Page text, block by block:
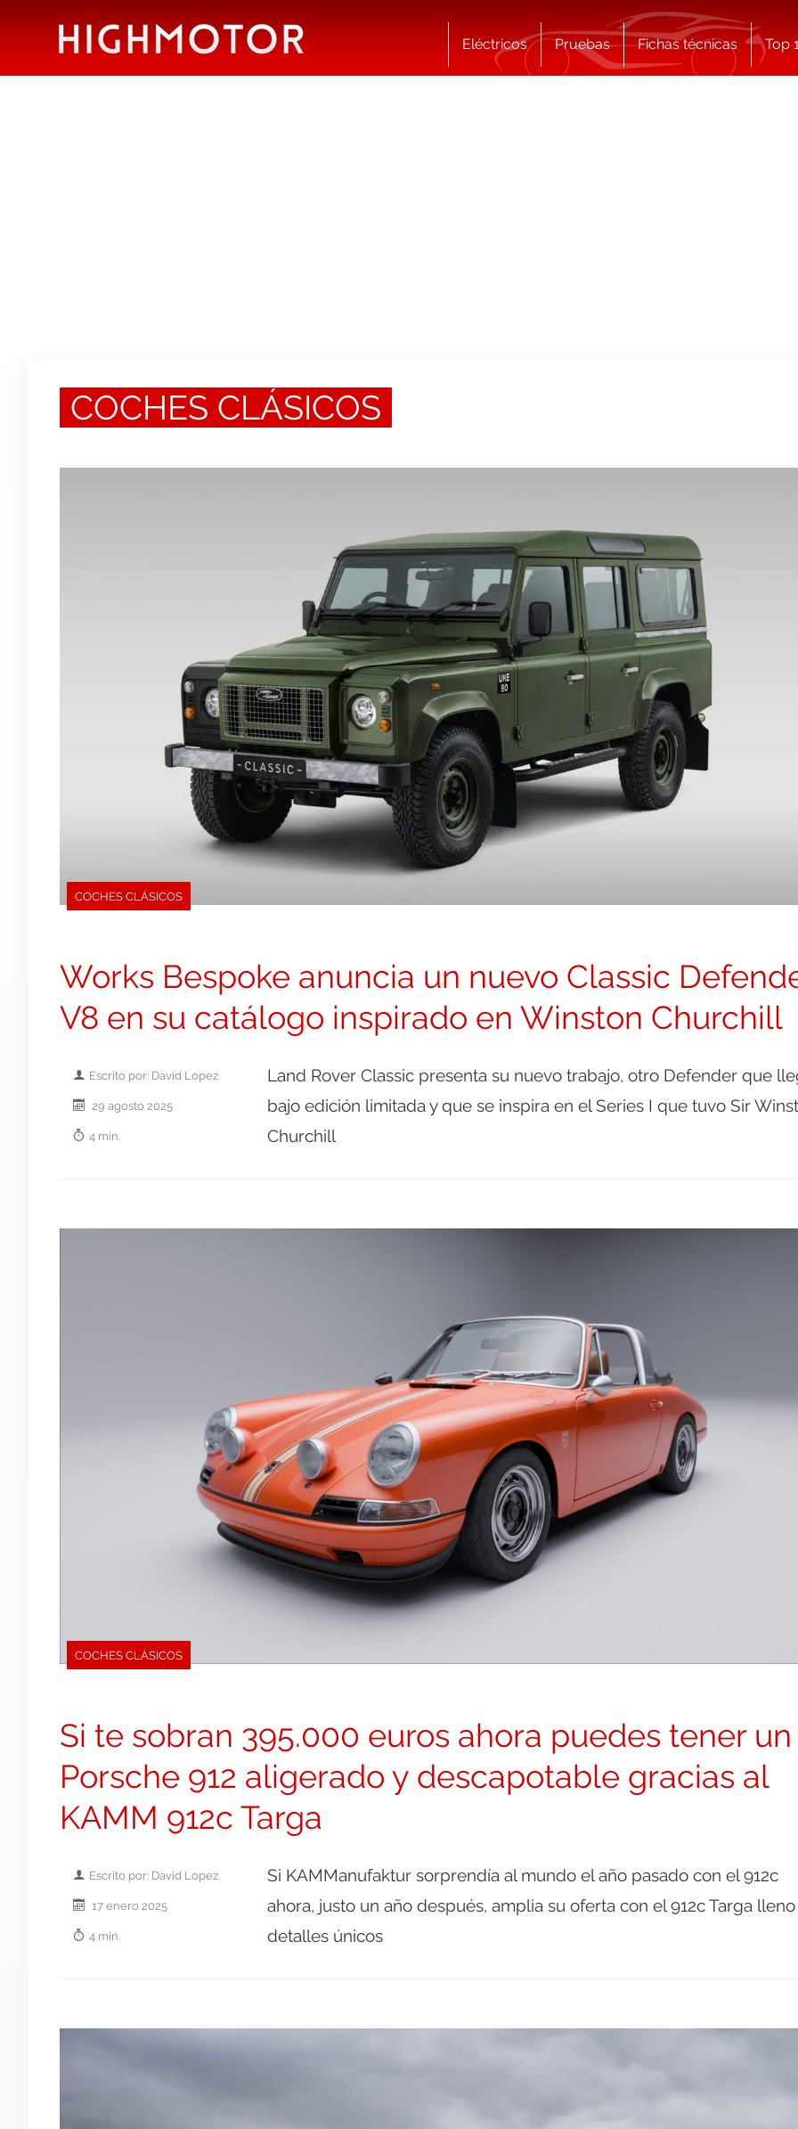
Eléctricos Pruebas Fichas técnicas Top
COCHES CLÁSICOS
COCHES CLÁSICOS
Works Bespoke anuncia un nuevo Classic
V8 en su catálogo inspirado en Winston Churchill
Escrito por: David Lopez
29 agosto 2025
4 min.
Land Rover Classic presenta su nuevo trabajo, otro Defender que
bajo edición limitada y que se inspira en el Series I que tuvo Sir
Churchill
COCHES CLÁSICOS
Si te sobran 395.000 euros ahora puedes tener un
Porsche 912 aligerado y descapotable gracias al
KAMM 912c Targa
Escrito por: David Lopez
17 enero 2025
4 min.
Si KAMManufaktur sorprendía al mundo el año pasado con el 912c
ahora, justo un año después, amplia su oferta con el 912c Targa
detalles únicos